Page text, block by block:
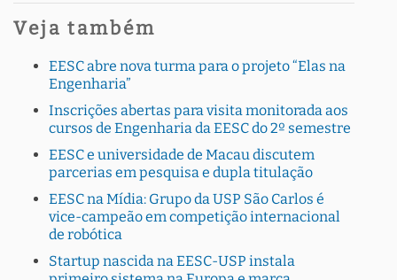
Veja também
EESC abre nova turma para o projeto “Elas na
Engenharia”
Inscrições abertas para visita monitorada aos
cursos de Engenharia da EESC do 2º semestre
EESC e universidade de Macau discutem
parcerias em pesquisa e dupla titulação
EESC na Mídia: Grupo da USP São Carlos é
vice-campeão em competição internacional
de robótica
Startup nascida na EESC-USP instala